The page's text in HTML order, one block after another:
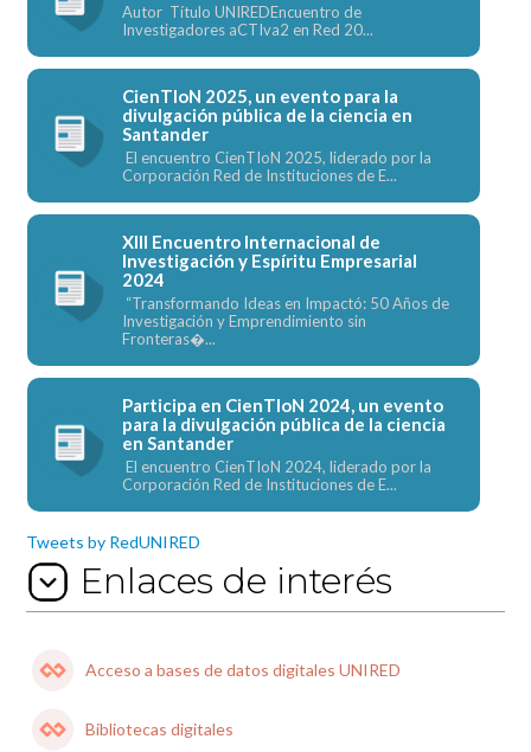
Autor Título UNIREDEncuentro de
Investigadores aCTIva2 en Red 20...
CienTIoN 2025, un evento para la
divulgación pública de la ciencia en
Santander
El encuentro CienTIoN 2025, liderado por la
Corporación Red de Instituciones de E...
XIII Encuentro Internacional de
Investigación y Espíritu Empresarial
2024
“Transformando Ideas en Impactó: 50 Años de
Investigación y Emprendimiento sin
Fronteras�...
Participa en CienTIoN 2024, un evento
para la divulgación pública de la ciencia
en Santander
El encuentro CienTIoN 2024, liderado por la
Corporación Red de Instituciones de E...
Tweets by RedUNIRED
Enlaces de interés
Acceso a bases de datos digitales UNIRED
Bibliotecas digitales